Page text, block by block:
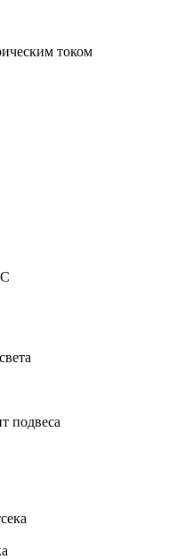
током
подвеса